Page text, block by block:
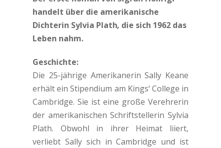
handelt über die amerikanische
Dichterin Sylvia Plath, die sich 1962 das
Leben nahm.
Geschichte:
Die 25-jährige Amerikanerin Sally Keane
erhält ein Stipendium am Kings‘ College in
Cambridge. Sie ist eine große Verehrerin
der amerikanischen Schriftstellerin Sylvia
Plath. Obwohl in ihrer Heimat liiert,
verliebt Sally sich in Cambridge und ist